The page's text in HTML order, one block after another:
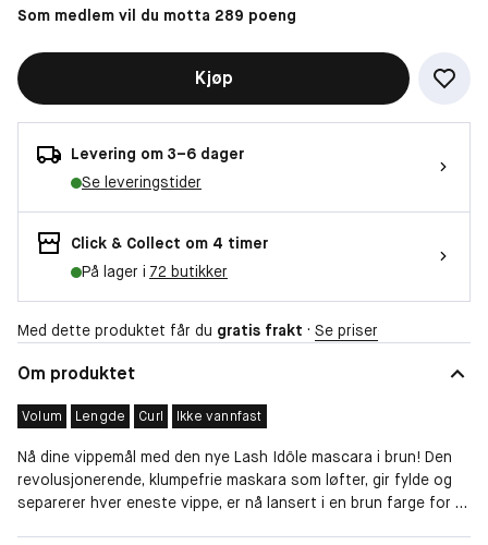
Som medlem vil du motta 289 poeng
Kjøp
Levering om 3–6 dager
Se leveringstider
Click & Collect om 4 timer
På lager i 72 butikker
Med dette produktet får du gratis frakt · Se priser
Om produktet
Volum Lengde Curl Ikke vannfast
Nå dine vippemål med den nye Lash Idôle mascara i brun! Den
revolusjonerende, klumpefrie maskara som løfter, gir fylde og
separerer hver eneste vippe, er nå lansert i en brun farge for et